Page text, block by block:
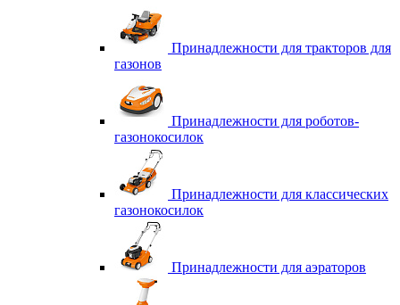
Принадлежности для тракторов для
газонов
Принадлежности для роботов-
газонокосилок
Принадлежности для классических
газонокосилок
Принадлежности для аэраторов